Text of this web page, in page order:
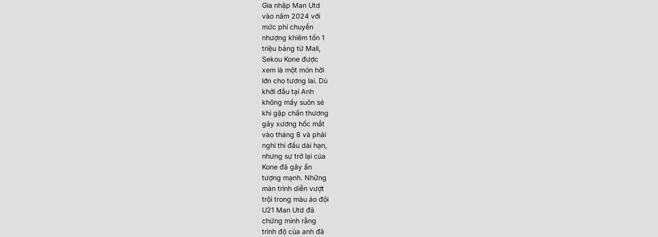
Gia nhập Man Utd
vào năm 2024 với
mức phí chuyển
nhượng khiêm tốn 1
triệu bảng từ Mali,
Sekou Kone được
xem là một món hời
lớn cho tương lai. Dù
khởi đầu tại Anh
không mấy suôn sẻ
khi gặp chấn thương
gãy xương hốc mắt
vào tháng 8 và phải
nghỉ thi đấu dài hạn,
nhưng sự trở lại của
Kone đã gây ấn
tượng mạnh. Những
màn trình diễn vượt
trội trong màu áo đội
U21 Man Utd đã
chứng minh rằng
trình độ của anh đã